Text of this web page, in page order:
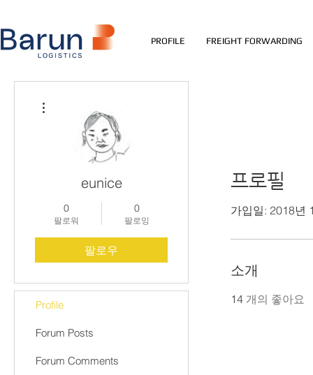
PROFILE FREIGHT FORWARDING
프로필
가입일: 2018년
소개
14 개의 좋아요
eunice
0
팔로워
0
팔로잉
팔로우
Profile
Forum Posts
Forum Comments